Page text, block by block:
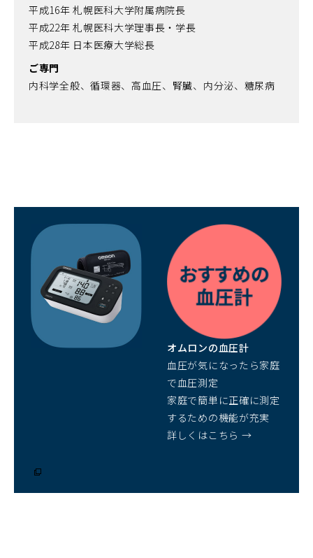
平成16年 札幌医科大学附属病院長
平成22年 札幌医科大学理事長・学長
平成28年 日本医療大学総長
ご専門
内科学全般、循環器、高血圧、腎臓、内分泌、糖尿病
オムロンの血圧計
血圧が気になったら家庭
で血圧測定
家庭で簡単に正確に測定
するための機能が充実
詳しくはこちら →